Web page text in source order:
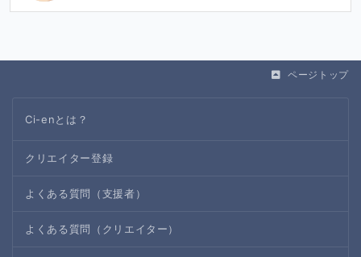
ページトップ
Ci-enとは？
クリエイター登録
よくある質問（支援者）
よくある質問（クリエイター）